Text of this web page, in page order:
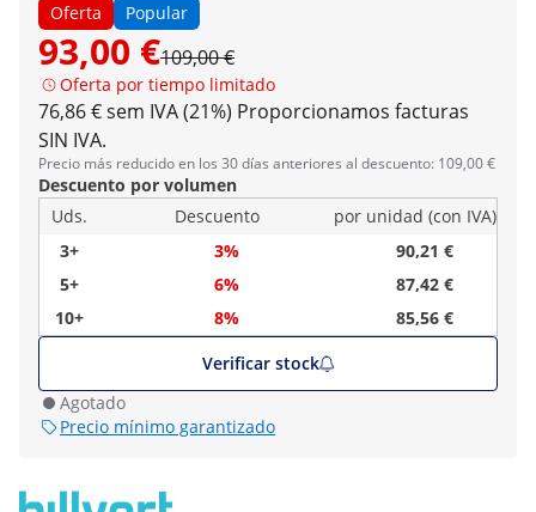
Oferta Popular
93,00 €109,00 €
Oferta por tiempo limitado
76,86 € sem IVA (21%) Proporcionamos facturas
SIN IVA.
Precio más reducido en los 30 días anteriores al descuento: 109,00 €
Descuento por volumen
Uds.
Descuento
por unidad (con IVA)
3+
3%
90,21 €
5+
6%
87,42 €
10+
8%
85,56 €
Verificar stock
Agotado
Precio mínimo garantizado